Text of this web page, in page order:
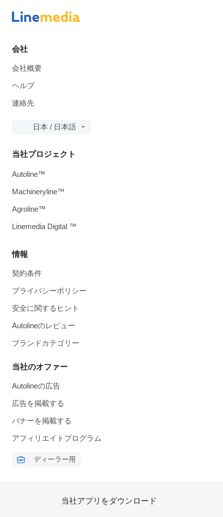
会社
会社概要
ヘルプ
連絡先
日本 / 日本語
情報
契約条件
プライバシーポリシー
安全に関するヒント
Autolineのレビュー
ブランドカテゴリー
当社のオファー
Autolineの広告
広告を掲載する
バナーを掲載する
アフィリエイトプログラム
ディーラー用
当社プロジェクト
Autoline™
Machineryline™
Agroline™
Linemedia Digital ™
当社アプリをダウンロード